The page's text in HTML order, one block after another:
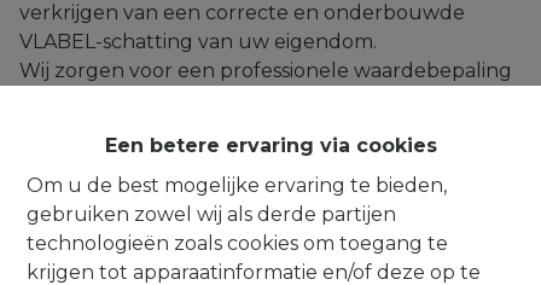
Een betere ervaring via cookies
Om u de best mogelijke ervaring te bieden,
gebruiken zowel wij als derde partijen
technologieën zoals cookies om toegang te
krijgen tot apparaatinformatie en/of deze op te
verkrijgen van een correcte en onderbouwde
VLABEL-schatting van uw eigendom.
Wij zorgen voor een professionele waardebepaling
schatting.
Zo voorkomt u discussies of bijsturingen door
VLABEL achteraf. Wij begeleiden u stap voor stap,
zodat u met vertrouwen uw dossier kunt indienen.